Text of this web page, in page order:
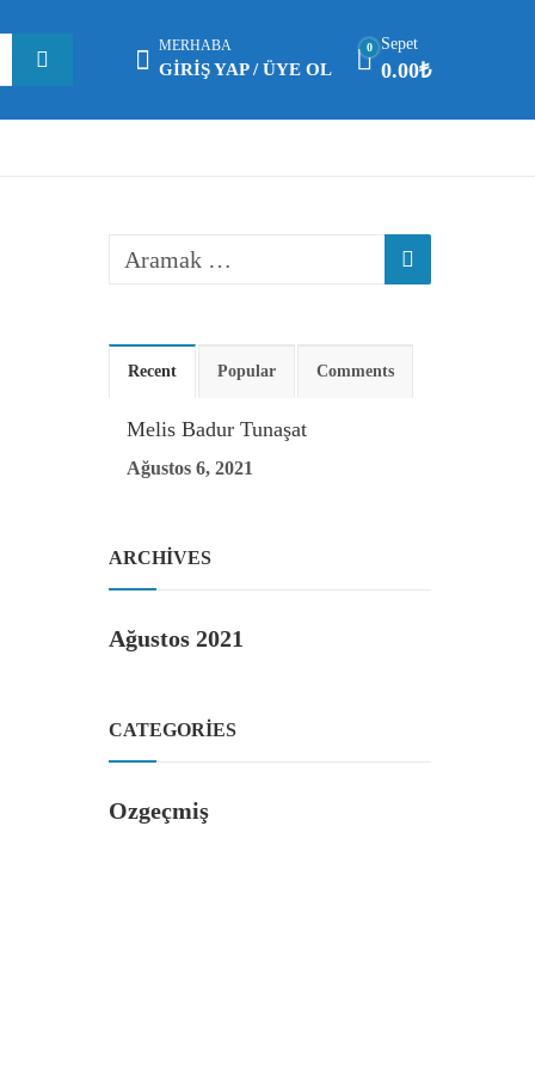
MERHABA
GIRIŞ YAP / ÜYE OL
0 Sepet
0.00₺
Recent Popular Comments
Melis Badur Tunaşat
Ağustos 6, 2021
ARCHIVES
Ağustos 2021
CATEGORIES
Ozgeçmiş